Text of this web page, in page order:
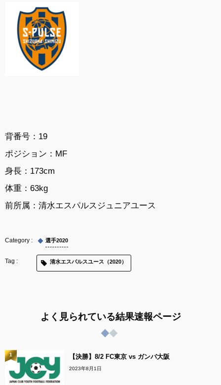
背番号：19
ポジション：MF
身長：173cm
体重：63kg
前所属： 清水エスパルスジュニアユース
選手2020
清水エスパルスユース（2020）
よく見られている結果速報ページ
【決勝】8/2 FC東京 vs ガンバ大阪
2023年8月1日
1